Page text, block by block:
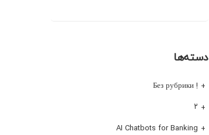
دسته‌ها
! Без рубрики
۲
AI Chatbots for Banking